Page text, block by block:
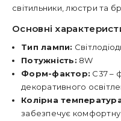
світильники, люстри та
Основні
Тип лампи:
Потужність: 8W
Форм-фактор: C37 –
декоративного
Колірна
забезпечує комфортну